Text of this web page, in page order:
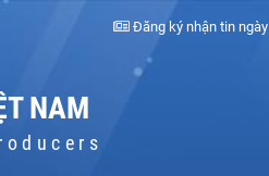
Đăng ký nhận tin ngày
NAM